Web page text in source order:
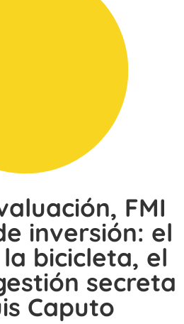
FMI
inversión: el
bicicleta, el
secreta
Caputo